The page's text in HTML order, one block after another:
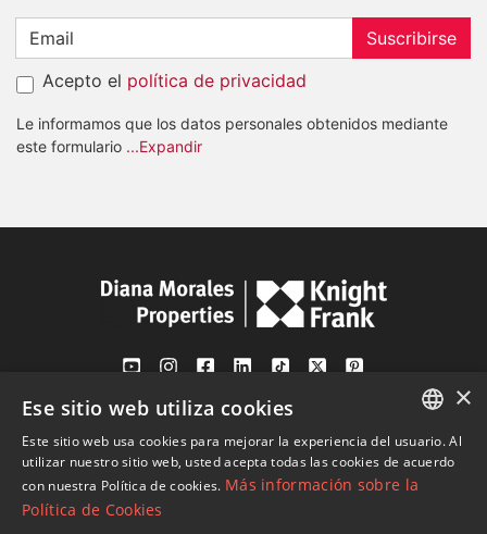
Suscribirse
Acepto el política de privacidad
Le informamos que los datos personales obtenidos mediante
este formulario ...Expandir
Av. Canovas del Castillo 4
1st Floor, Office 3
29601 Marbella
Ver en mapa
ENGLISH
SPANISH
×
Ese sitio web utiliza cookies
Este sitio web usa cookies para mejorar la experiencia del usuario. Al
utilizar nuestro sitio web, usted acepta todas las cookies de acuerdo
con nuestra Política de cookies. Más información sobre la
Política de Cookies